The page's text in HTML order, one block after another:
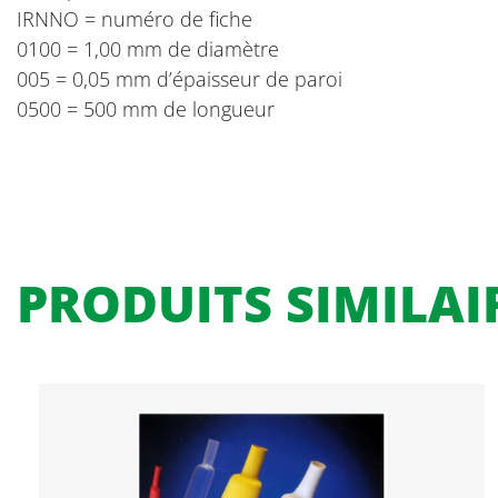
IRNNO = numéro de fiche
0100 = 1,00 mm de diamètre
005 = 0,05 mm d’épaisseur de paroi
0500 = 500 mm de longueur
PRODUITS